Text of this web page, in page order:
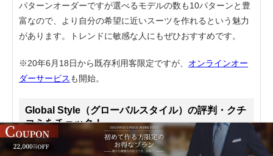
パターンオーダーですが選べるモデルの数も10パターンと豊
富なので、より自分の希望に近いスーツを作れるという魅力
があります。トレンドに敏感な人にもぜひおすすめです。
※20年6月18日から既存利用客限定ですが、 オンラインオー
ダーサービス も開始。
Global Style（グローバルスタイル）の評判・クチ
コミをチェック！